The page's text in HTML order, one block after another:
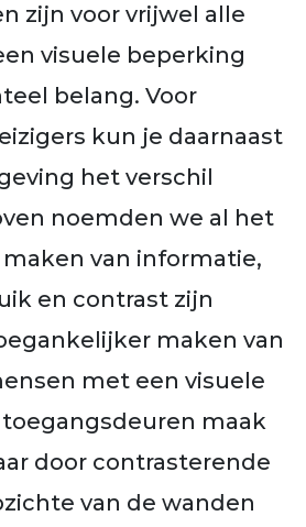
zijn voor vrijwel alle
visuele beperking
belang. Voor
kun je daarnaast
het verschil
noemden we al het
van informatie,
en contrast zijn
maken van
met een visuele
maak
door contrasterende
van de wanden